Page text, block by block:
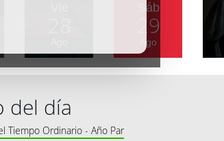
Sáb
29
Ago
del día
Tiempo Ordinario - Año Par